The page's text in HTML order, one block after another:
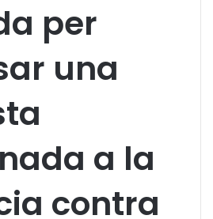
per
una
a la
contra